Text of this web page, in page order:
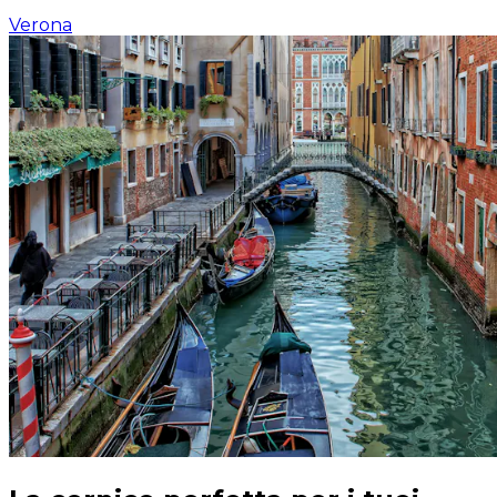
Verona